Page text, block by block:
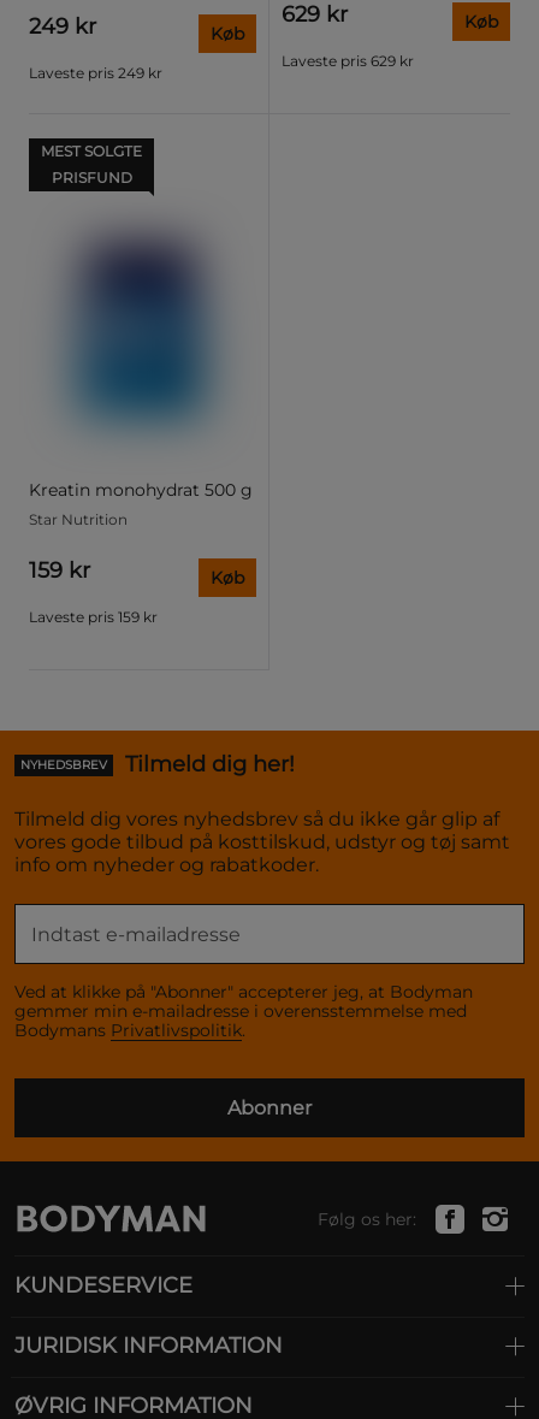
249 kr
Laveste pris 249 kr
Køb
629 kr
Laveste pris 629 kr
Køb
MEST SOLGTE
PRISFUND
Kreatin monohydrat 500 g
Star Nutrition
159 kr
Laveste pris 159 kr
Køb
NYHEDSBREV Tilmeld dig her!
Tilmeld dig vores nyhedsbrev så du ikke går glip af
vores gode tilbud på kosttilskud, udstyr og tøj samt
info om nyheder og rabatkoder.
Ved at klikke på "Abonner" accepterer jeg, at Bodyman
gemmer min e-mailadresse i overensstemmelse med
Bodymans Privatlivspolitik.
Abonner
Følg os her:
KUNDESERVICE
JURIDISK INFORMATION
ØVRIG INFORMATION